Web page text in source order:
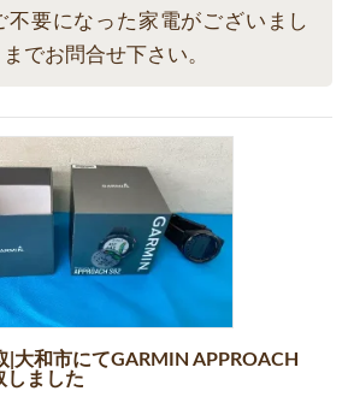
不要になった家電がございまし
でお問合せ下さい。
|大和市にてGARMIN APPROACH
しました